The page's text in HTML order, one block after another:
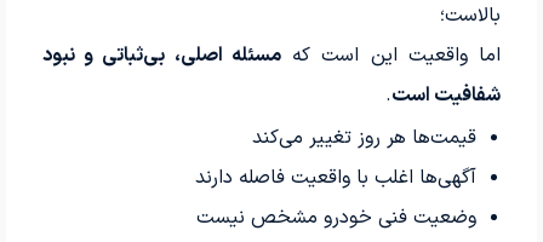
بالاست؛
اما واقعیت این است کهمسئله اصلی، بی‌ثباتی و نبود
شفافیت است.
قیمت‌ها هر روز تغییر می‌کند
آگهی‌ها اغلب با واقعیت فاصله دارند
وضعیت فنی خودرو مشخص نیست